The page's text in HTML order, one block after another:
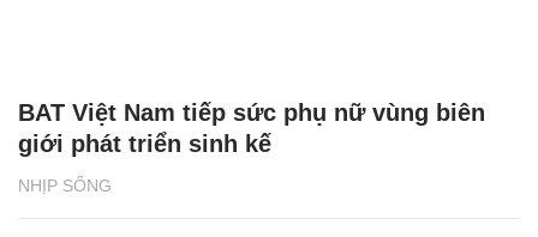
NHỊP SỐNG
BAT Việt Nam tiếp sức phụ nữ vùng biên
giới phát triển sinh kế